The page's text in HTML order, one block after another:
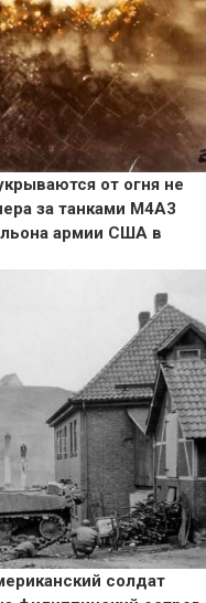
от огня не
за танками M4A3
армии США в
солдат